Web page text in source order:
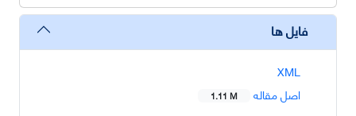
فایل ها
XML
اصل مقاله
1.11 M